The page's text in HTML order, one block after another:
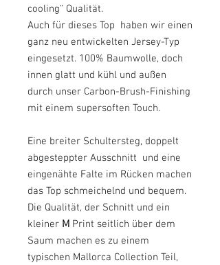
cooling“ Qualität.
Auch für dieses Top haben wir einen
ganz neu entwickelten Jersey-Typ
eingesetzt. 100% Baumwolle, doch
innen glatt und kühl und außen
durch unser Carbon-Brush-Finishing
mit einem supersoften Touch.
Eine breiter Schultersteg, doppelt
abgesteppter Ausschnitt und eine
eingenähte Falte im Rücken machen
das Top schmeichelnd und bequem.
Die Qualität, der Schnitt und ein
kleiner M Print seitlich über dem
Saum machen es zu einem
typischen Mallorca Collection Teil,